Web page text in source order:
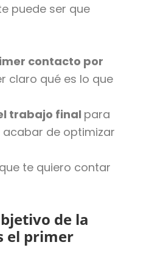
puede ser que
contacto por
claro qué es lo que
trabajo final para
de optimizar
te quiero contar
de la
el primer